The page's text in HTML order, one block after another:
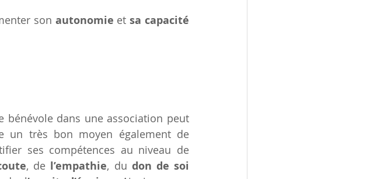
son autonomie et sa capacité
bénévole dans une association peut
un très bon moyen également de
, de l’empathie, du